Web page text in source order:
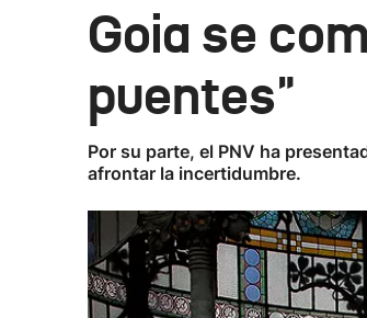
Goia se
puentes"
Por su parte, el PNV ha
afrontar la incertidumbre.